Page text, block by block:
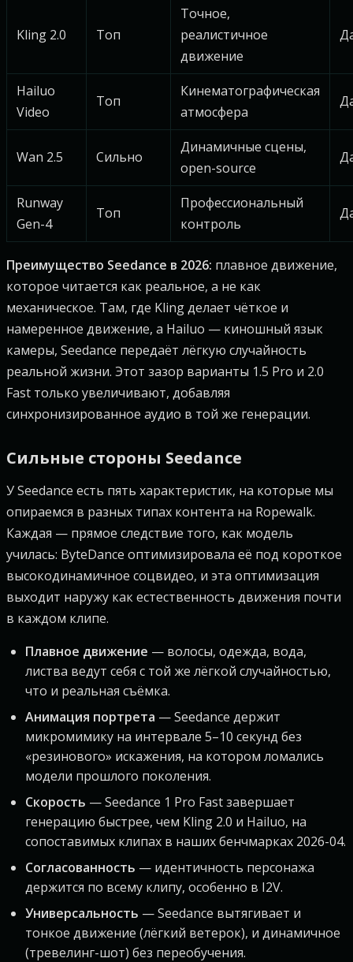
Kling 2.0 Топ
Точное,
реалистичное
движение
Hailuo
Video
Топ
Кинематографическая
атмосфера
Wan 2.5 Сильно
Динамичные сцены,
open-source
Runway
Gen-4
Топ
Профессиональный
контроль
Преимущество Seedance в 2026: плавное движение,
которое читается как реальное, а не как
механическое. Там, где Kling делает чёткое и
намеренное движение, а Hailuo — киношный язык
камеры, Seedance передаёт лёгкую случайность
реальной жизни. Этот зазор варианты 1.5 Pro и 2.0
Fast только увеличивают, добавляя
синхронизированное аудио в той же генерации.
Сильные стороны Seedance
У Seedance есть пять характеристик, на которые мы
опираемся в разных типах контента на Ropewalk.
Каждая — прямое следствие того, как модель
училась: ByteDance оптимизировала её под короткое
высокодинамичное соцвидео, и эта оптимизация
выходит наружу как естественность движения почти
в каждом клипе.
Плавное движение — волосы, одежда, вода,
листва ведут себя с той же лёгкой случайностью,
что и реальная съёмка.
Анимация портрета — Seedance держит
микромимику на интервале 5–10 секунд без
«резинового» искажения, на котором ломались
модели прошлого поколения.
Скорость — Seedance 1 Pro Fast завершает
генерацию быстрее, чем Kling 2.0 и Hailuo, на
сопоставимых клипах в наших бенчмарках 2026-04.
Согласованность — идентичность персонажа
держится по всему клипу, особенно в I2V.
Универсальность — Seedance вытягивает и
тонкое движение (лёгкий ветерок), и динамичное
(тревелинг-шот) без переобучения.